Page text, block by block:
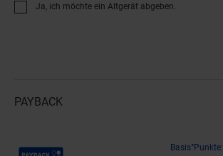
Ja, ich möchte ein Altgerät abgeben.
PAYBACK
Payback Punkte Basis°Punkte: